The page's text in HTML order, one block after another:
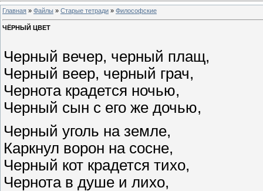
Главная » Файлы » Старые тетради » Философские
ЧЁРНЫЙ ЦВЕТ
Черный вечер, черный плащ,
Черный веер, черный грач,
Чернота крадется ночью,
Черный сын с его же дочью,
Черный уголь на земле,
Каркнул ворон на сосне,
Черный кот крадется тихо,
Чернота в душе и лихо,